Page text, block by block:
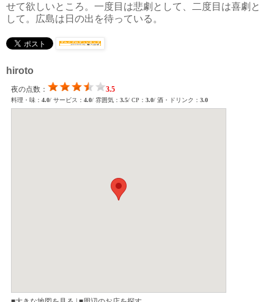
せて欲しいところ。一度目は悲劇として、二度目は喜劇と
して。広島は日の出を待っている。
hiroto